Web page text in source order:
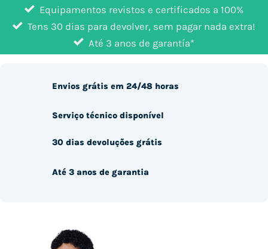
Equipamentos revistos e certificados a 100%
Tens 30 dias para devolver, sem pagar nada extra!
Até 3 anos de garantía*
Envios grátis em 24/48 horas
Serviço técnico disponível
30 dias devoluções grátis
Até 3 anos de garantia